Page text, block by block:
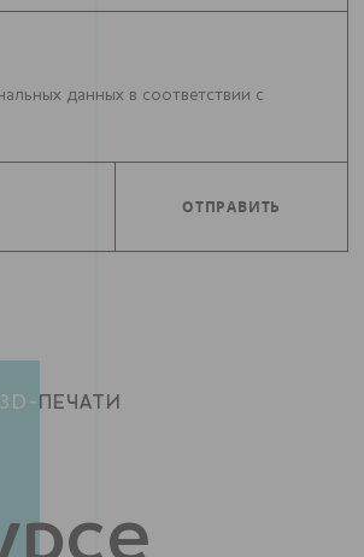
данных в соответствии с
ПЕЧАТИ